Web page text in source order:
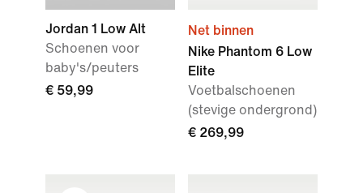
Jordan 1 Low Alt
Schoenen voor
baby's/peuters
€ 59,99
Net binnen
Nike Phantom 6 Low
Elite
Voetbalschoenen
(stevige ondergrond)
€ 269,99